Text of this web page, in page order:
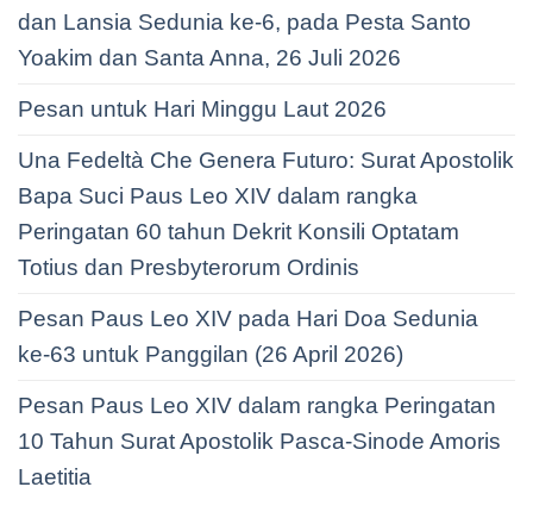
dan Lansia Sedunia ke-6, pada Pesta Santo
Yoakim dan Santa Anna, 26 Juli 2026
Pesan untuk Hari Minggu Laut 2026
Una Fedeltà Che Genera Futuro: Surat Apostolik
Bapa Suci Paus Leo XIV dalam rangka
Peringatan 60 tahun Dekrit Konsili Optatam
Totius dan Presbyterorum Ordinis
Pesan Paus Leo XIV pada Hari Doa Sedunia
ke-63 untuk Panggilan (26 April 2026)
Pesan Paus Leo XIV dalam rangka Peringatan
10 Tahun Surat Apostolik Pasca-Sinode Amoris
Laetitia